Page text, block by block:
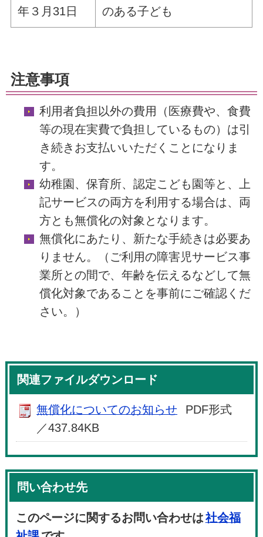
年３月31日
のある子ども
注意事項
利用者負担以外の費用（医療費や、食費
等の現在実費で負担しているもの）は引
き続きお支払いいただくことになりま
す。
幼稚園、保育所、認定こども園等と、上
記サービスの両方を利用する場合は、両
方とも無償化の対象となります。
無償化にあたり、新たな手続きは必要あ
りません。（ご利用の障害児サービス事
業所との間で、年齢を伝えるなどして無
償化対象であることを事前にご確認くだ
さい。）
関連ファイルダウンロード
無償化についてのお知らせ
PDF形式
／437.84KB
問い合わせ先
このページに関するお問い合わせは社会福